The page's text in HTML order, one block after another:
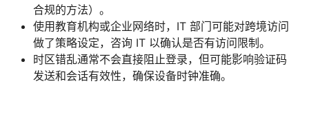
合规的方法）。
使用教育机构或企业网络时，IT 部门可能对跨境访问
做了策略设定，咨询 IT 以确认是否有访问限制。
时区错乱通常不会直接阻止登录，但可能影响验证码
发送和会话有效性，确保设备时钟准确。